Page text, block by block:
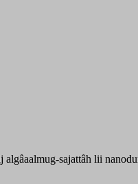
sajattâh lii